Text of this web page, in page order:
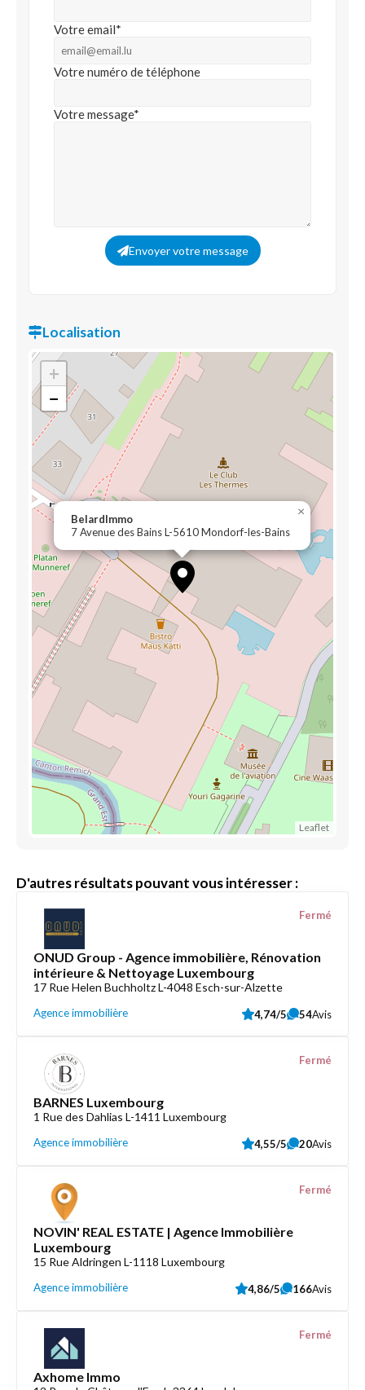
Votre email*
Votre numéro de téléphone
Votre message*
Envoyer votre message
Localisation
BelardImmo
7 Avenue des Bains L-5610 Mondorf-les-Bains
×
+
−
Leaflet
D'autres résultats pouvant vous intéresser :
ONUD Group - Agence immobilière, Rénovation
intérieure & Nettoyage Luxembourg
17 Rue Helen Buchholtz L-4048 Esch-sur-Alzette
Agence immobilière
Fermé
4,74/5 54Avis
BARNES Luxembourg
1 Rue des Dahlias L-1411 Luxembourg
Agence immobilière
Fermé
4,55/5 20Avis
NOVIN' REAL ESTATE | Agence Immobilière
Luxembourg
15 Rue Aldringen L-1118 Luxembourg
Agence immobilière
Fermé
4,86/5 166Avis
Axhome Immo
Fermé